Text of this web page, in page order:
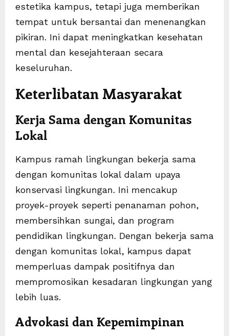
estetika kampus, tetapi juga memberikan
tempat untuk bersantai dan menenangkan
pikiran. Ini dapat meningkatkan kesehatan
mental dan kesejahteraan secara
keseluruhan.
Keterlibatan Masyarakat
Kerja Sama dengan Komunitas
Lokal
Kampus ramah lingkungan bekerja sama
dengan komunitas lokal dalam upaya
konservasi lingkungan. Ini mencakup
proyek-proyek seperti penanaman pohon,
membersihkan sungai, dan program
pendidikan lingkungan. Dengan bekerja sama
dengan komunitas lokal, kampus dapat
memperluas dampak positifnya dan
mempromosikan kesadaran lingkungan yang
lebih luas.
Advokasi dan Kepemimpinan